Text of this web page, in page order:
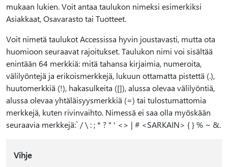
mukaan lukien. Voit antaa taulukon nimeksi esimerkiksi
Asiakkaat, Osavarasto tai Tuotteet.
Voit nimetä taulukot Accessissa hyvin joustavasti, mutta ota
huomioon seuraavat rajoitukset. Taulukon nimi voi sisältää
enintään 64 merkkiä: mitä tahansa kirjaimia, numeroita,
välilyöntejä ja erikoismerkkejä, lukuun ottamatta pistettä (.),
huutomerkkiä (!), hakasulkeita ([]), alussa olevaa välilyöntiä,
alussa olevaa yhtäläisyysmerkkiä (=) tai tulostumattomia
merkkejä, kuten rivinvaihto. Nimessä ei saa olla myöskään
seuraavia merkkejä:` / \ : ; * ? " ' <> | # <SARKAIN> { } % ~ &.
Vihje